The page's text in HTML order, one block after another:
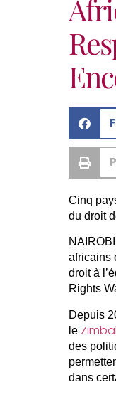
Cinq
du droit
africains
droit à
Rights
Depuis
le
des
dans